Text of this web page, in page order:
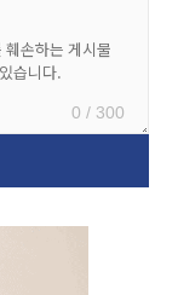
0 / 300